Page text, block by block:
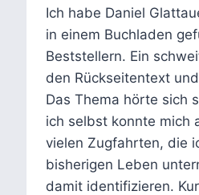
Ich habe Daniel
in einem Buchladen
Beststellern. Ein
den Rückseitentext
Das Thema hörte sich
ich selbst konnte mich
vielen Zugfahrten, die
bisherigen Leben
damit identifizieren.